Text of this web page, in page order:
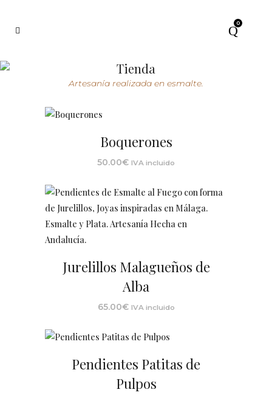
0
Tienda
Artesanía realizada en esmalte.
Boquerones
50.00€ IVA incluido
Jurelillos Malagueños de
Alba
65.00€ IVA incluido
Pendientes Patitas de
Pulpos